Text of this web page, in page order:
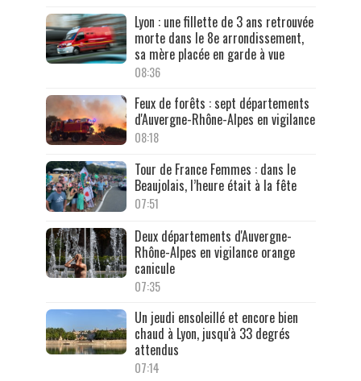
Lyon : une fillette de 3 ans retrouvée
morte dans le 8e arrondissement,
sa mère placée en garde à vue
08:36
Feux de forêts : sept départements
d'Auvergne-Rhône-Alpes en vigilance
08:18
Tour de France Femmes : dans le
Beaujolais, l’heure était à la fête
07:51
Deux départements d'Auvergne-
Rhône-Alpes en vigilance orange
canicule
07:35
Un jeudi ensoleillé et encore bien
chaud à Lyon, jusqu'à 33 degrés
attendus
07:14